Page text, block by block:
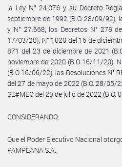
la Ley N° 24.076 y su Decreto
septiembre de 1992 (B.O. 28/09/92),
y N° 27.668, los Decretos N° 278
17/03/20), N° 1020 del 16 de
871 del 23 de diciembre de 2021
noviembre de 2020 (B.O 16/11/20),
(B.O 16/06/22); las Resoluciones N°
del 27 de mayo de 2022 (B.O. 28/05/
SE#MEC del 29 de julio de 2022 (B.O.
CONSIDERANDO:
Que el Poder Ejecutivo Nacional
PAMPEANA S.A.